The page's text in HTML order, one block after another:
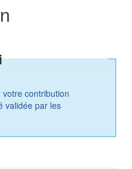
contribution
validée par les